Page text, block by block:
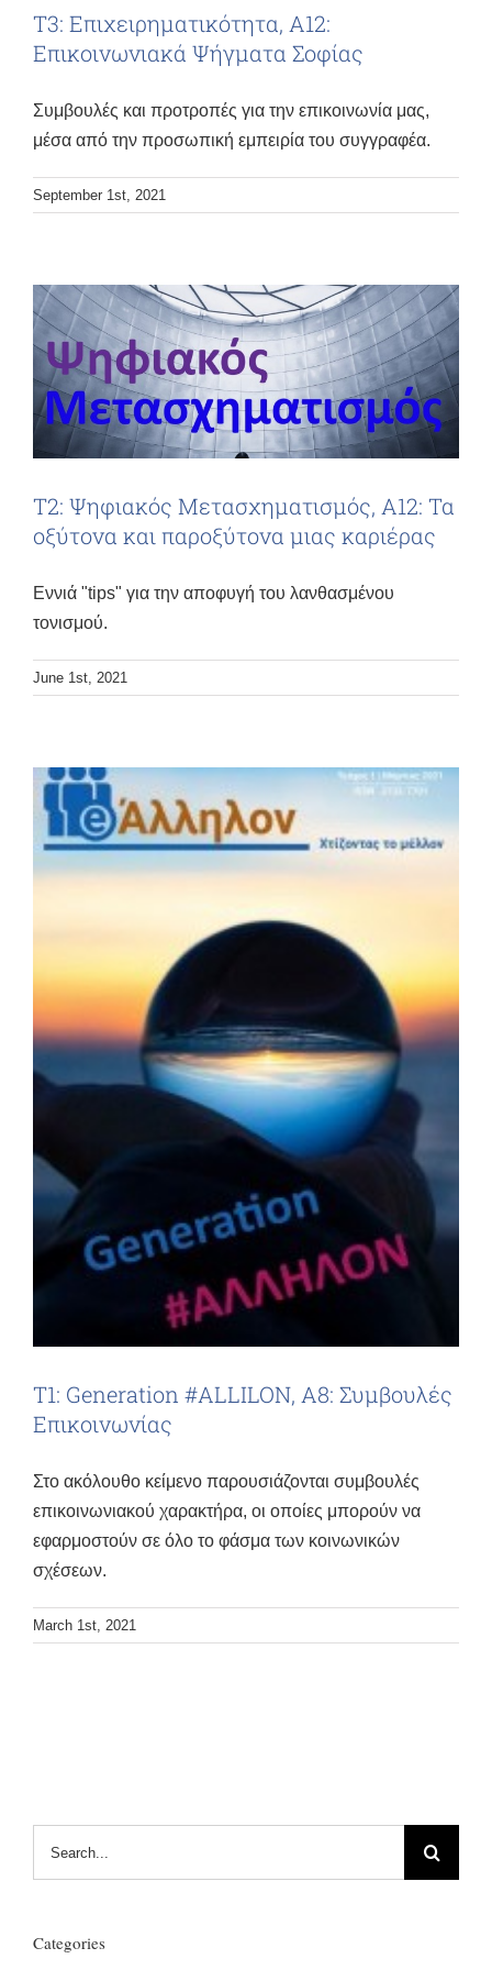
Τ3: Επιχειρηματικότητα, Α12:
Επικοινωνιακά Ψήγματα Σοφίας
Συμβουλές και προτροπές για την επικοινωνία μας,
μέσα από την προσωπική εμπειρία του συγγραφέα.
September 1st, 2021
Τ2: Ψηφιακός Μετασχηματισμός, Α12: Τα
οξύτονα και παροξύτονα μιας καριέρας
Εννιά "tips" για την αποφυγή του λανθασμένου
τονισμού.
June 1st, 2021
Τ1: Generation #ALLILON, Α8: Συμβουλές
Επικοινωνίας
Στο ακόλουθο κείμενο παρουσιάζονται συμβουλές
επικοινωνιακού χαρακτήρα, οι οποίες μπορούν να
εφαρμοστούν σε όλο το φάσμα των κοινωνικών
σχέσεων.
March 1st, 2021
Categories